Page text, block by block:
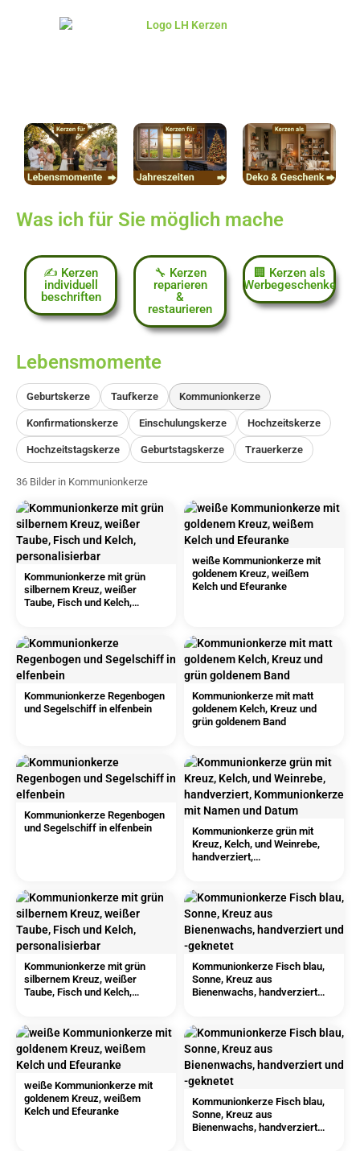
Was ich für Sie möglich mache
✍️ Kerzen
individuell
beschriften
🔧 Kerzen
reparieren
&
restaurieren
🏢 Kerzen als
Werbegeschenke
Lebensmomente
Geburtskerze Taufkerze Kommunionkerze
Konfirmationskerze Einschulungskerze Hochzeitskerze
Hochzeitstagskerze Geburtstagskerze Trauerkerze
36 Bilder in Kommunionkerze
Kommunionkerze mit grün
silbernem Kreuz, weißer
Taube, Fisch und Kelch,
weiße Kommunionkerze mit
goldenem Kreuz, weißem
Kelch und Efeuranke
Kommunionkerze Regenbogen
und Segelschiff in elfenbein
Kommunionkerze mit matt
goldenem Kelch, Kreuz und
grün goldenem Band
Kommunionkerze Regenbogen
und Segelschiff in elfenbein
Kommunionkerze grün mit
Kreuz, Kelch, und Weinrebe,
handverziert,
Kommunionkerze mit grün
silbernem Kreuz, weißer
Taube, Fisch und Kelch,
Kommunionkerze Fisch blau,
Sonne, Kreuz aus
Bienenwachs, handverziert
weiße Kommunionkerze mit
goldenem Kreuz, weißem
Kelch und Efeuranke
Kommunionkerze Fisch blau,
Sonne, Kreuz aus
Bienenwachs, handverziert